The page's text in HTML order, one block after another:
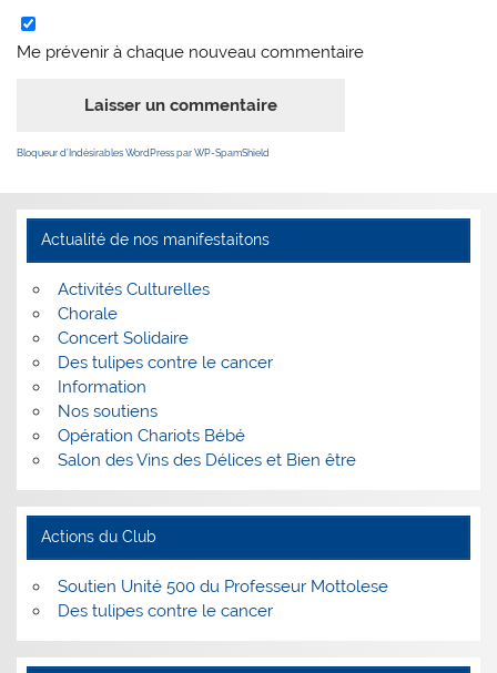
Me prévenir à chaque nouveau commentaire
Bloqueur d’Indésirables WordPress par WP-SpamShield
Actualité de nos manifestaitons
Activités Culturelles
Chorale
Concert Solidaire
Des tulipes contre le cancer
Information
Nos soutiens
Opération Chariots Bébé
Salon des Vins des Délices et Bien être
Actions du Club
Soutien Unité 500 du Professeur Mottolese
Des tulipes contre le cancer